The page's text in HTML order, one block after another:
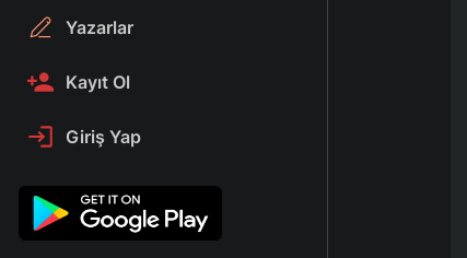
Yazarlar
Kayıt Ol
Giriş Yap